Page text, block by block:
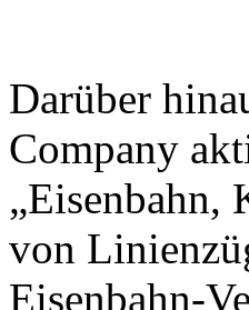
Darüber
Company
„Eisenbahn,
von
Eisenbahn-